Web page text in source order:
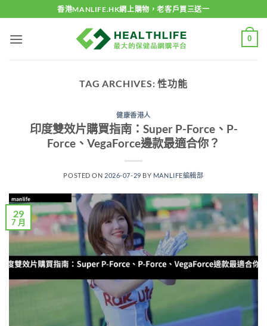
to
content
香港MANLIFE.HK網上購物，老客戶買三送一
0
TAG ARCHIVES:性功能
健康香港人
印度雙效片購買指南：Super P-Force、P-
Force、VegaForce邊款最適合你？
POSTED ON 2026-07-29 BY MANLIFE編輯部
29
7 月